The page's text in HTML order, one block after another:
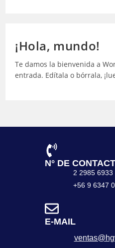
¡Hola, mundo!
Te damos la bienvenida a
entrada. Edítala o bórrala,
N° DE
2 2985 6933
+56 9 6347
E-MAIL